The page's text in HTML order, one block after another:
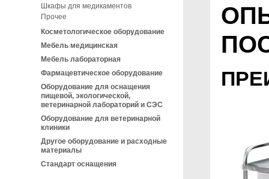
Шкафы для медикаментов
Прочее
Косметологическое оборудование
Мебель медицинская
Мебель лабораторная
Фармацевтическое оборудование
Оборудование для оснащения
пищевой, экологической,
ветеринарной лабораторий и СЭС
Оборудование для ветеринарной
клиники
Другое оборудование и расходные
материалы
Стандарт оснащения